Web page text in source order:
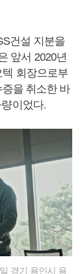
건설 지분을
앞서 2020년
회장으로부
을 취소한 바
이었다.
경기 용인시 용